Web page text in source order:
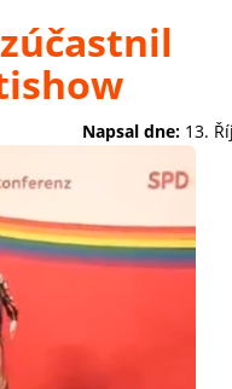
Napsal dne: 13.